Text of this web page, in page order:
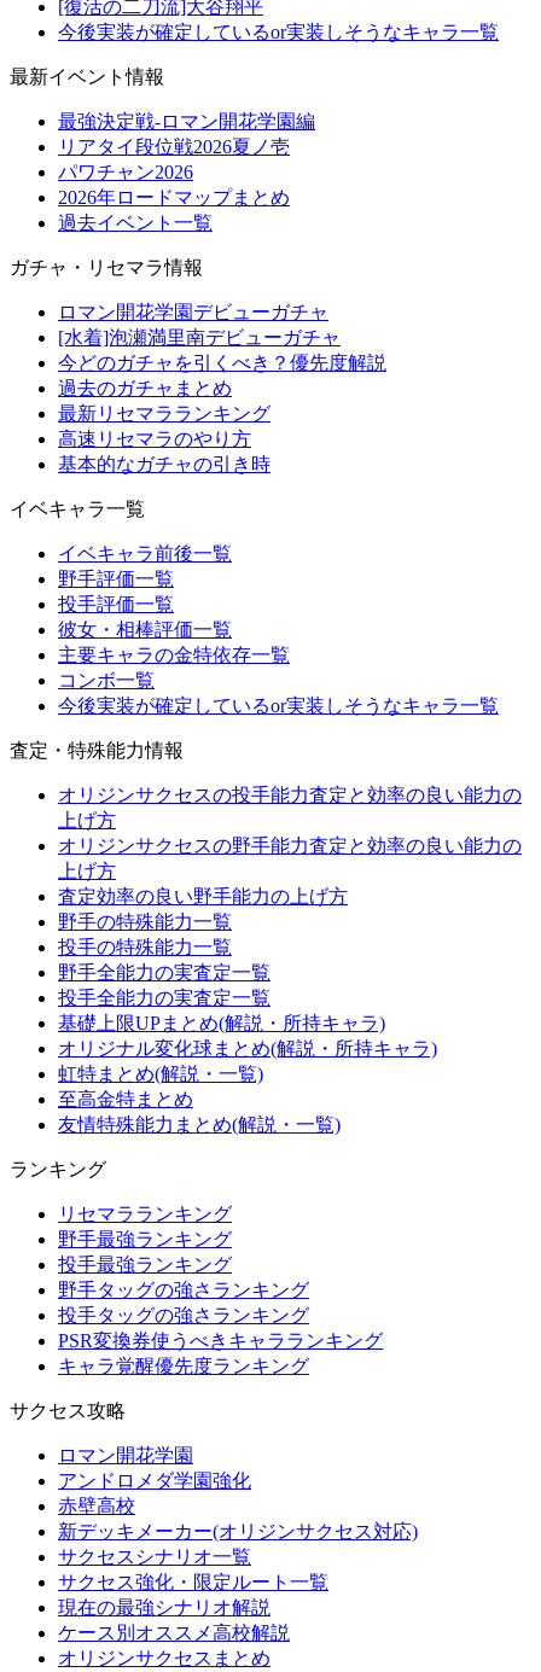
[復活の二刀流]大谷翔平
今後実装が確定しているor実装しそうなキャラ一覧
最新イベント情報
最強決定戦-ロマン開花学園編
リアタイ段位戦2026夏ノ壱
パワチャン2026
2026年ロードマップまとめ
過去イベント一覧
ガチャ・リセマラ情報
ロマン開花学園デビューガチャ
[水着]泡瀬満里南デビューガチャ
今どのガチャを引くべき？優先度解説
過去のガチャまとめ
最新リセマラランキング
高速リセマラのやり方
基本的なガチャの引き時
イベキャラ一覧
イベキャラ前後一覧
野手評価一覧
投手評価一覧
彼女・相棒評価一覧
主要キャラの金特依存一覧
コンボ一覧
今後実装が確定しているor実装しそうなキャラ一覧
査定・特殊能力情報
オリジンサクセスの投手能力査定と効率の良い能力の
上げ方
オリジンサクセスの野手能力査定と効率の良い能力の
上げ方
査定効率の良い野手能力の上げ方
野手の特殊能力一覧
投手の特殊能力一覧
野手全能力の実査定一覧
投手全能力の実査定一覧
基礎上限UPまとめ(解説・所持キャラ)
オリジナル変化球まとめ(解説・所持キャラ)
虹特まとめ(解説・一覧)
至高金特まとめ
友情特殊能力まとめ(解説・一覧)
ランキング
リセマラランキング
野手最強ランキング
投手最強ランキング
野手タッグの強さランキング
投手タッグの強さランキング
PSR変換券使うべきキャラランキング
キャラ覚醒優先度ランキング
サクセス攻略
ロマン開花学園
アンドロメダ学園強化
赤壁高校
新デッキメーカー(オリジンサクセス対応)
サクセスシナリオ一覧
サクセス強化・限定ルート一覧
現在の最強シナリオ解説
ケース別オススメ高校解説
オリジンサクセスまとめ